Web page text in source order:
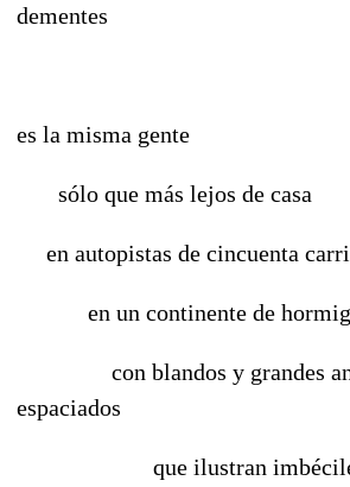
dementes
es la misma gente
sólo que más lejos de casa
en autopistas de cincuenta
en un continente de
con blandos y grandes
espaciados
que ilustran imbéciles